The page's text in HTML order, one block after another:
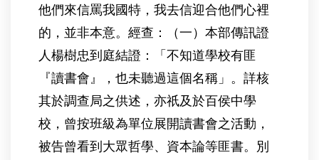
他們來信罵我國特，我去信迎合他們心裡
的，並非本意。經查：（一）本部傳訊證
人楊樹忠到庭結證：「不知道學校有匪
『讀書會』，也未聽過這個名稱」。詳核
其於調查局之供述，亦祇及於百侯中學
校，曾按班級為單位展開讀書會之活動，
被告曾看到大眾哲學、資本論等匪書。別